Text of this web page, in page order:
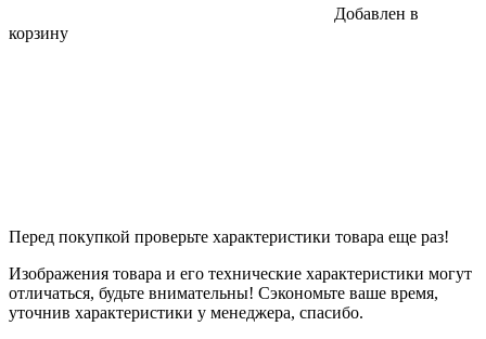
Добавлен в
корзину
Перед покупкой проверьте характеристики товара еще раз!
Изображения товара и его технические характеристики могут
отличаться, будьте внимательны! Сэкономьте ваше время,
уточнив характеристики у менеджера, спасибо.